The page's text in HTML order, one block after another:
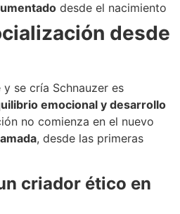
desde el nacimiento
desde
se cría Schnauzer es
emocional y desarrollo
no comienza en el nuevo
, desde las primeras
criador ético en